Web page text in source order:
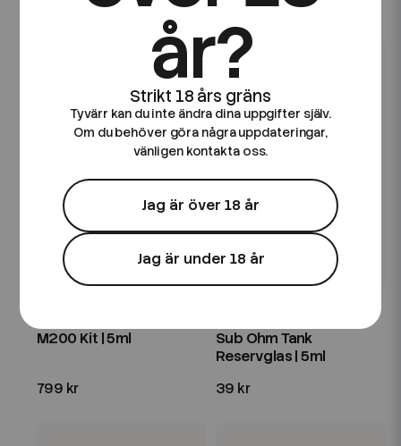
M200 Kit | 5ml
799 kr
Sub Ohm Tank
Reservglas | 5ml
39 kr
år?
Tyvärr kan du inte ändra dina uppgifter själv.
Om du behöver göra några uppdateringar,
vänligen kontakta oss.
Jag är över 18 år
Jag är under 18 år